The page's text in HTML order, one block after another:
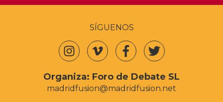
SÍGUENOS
Organiza: Foro de Debate SL
madridfusion@madridfusion.net